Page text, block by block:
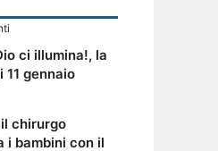
ci illumina!, la
11 gennaio
chirurgo
i bambini con il